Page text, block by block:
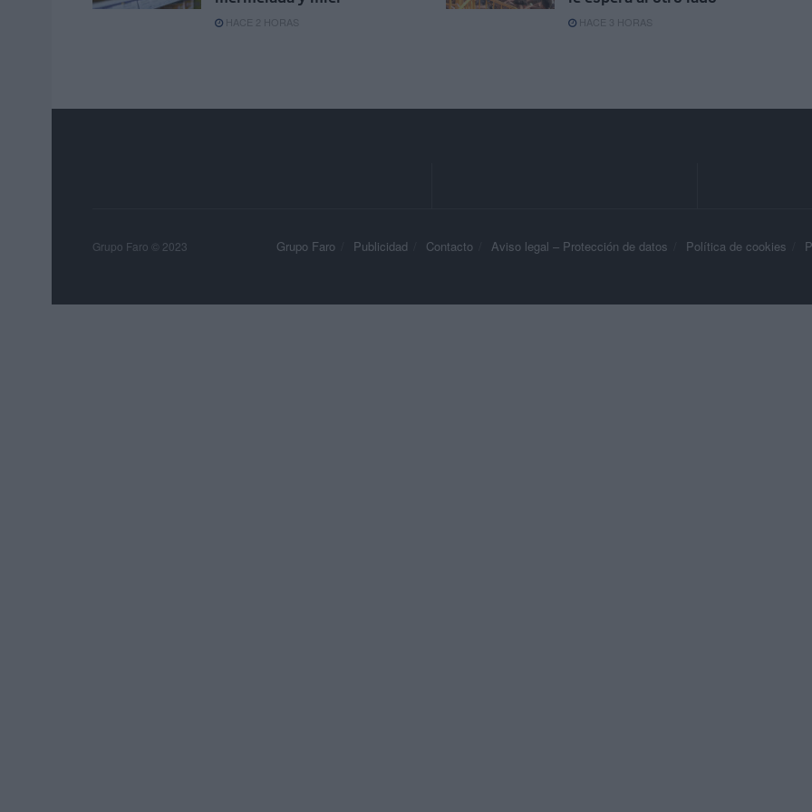
HACE 2 HORAS HACE 3 HORAS
Grupo Faro Publicidad Contacto Aviso legal – Protección de datos Política de cookies
Grupo Faro © 2023